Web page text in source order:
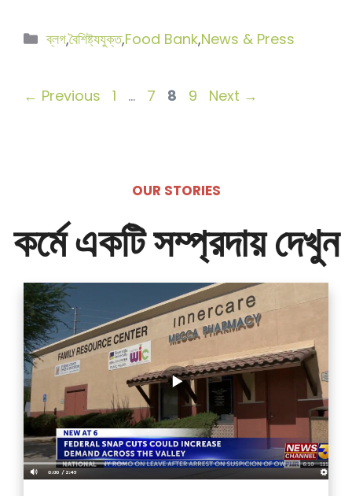
বিভাগ
ব্লগ,বৈশিষ্ট্যযুক্ত,Food Bank,News & Press
← Previous Page
1 … Page
7 Page
8 Page
9 Next →
OUR STORIES
কর্মে একটি সম্প্রদায় দেখুন